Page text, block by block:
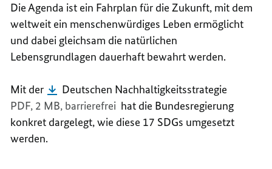
Die Agenda ist ein Fahrplan für die Zukunft, mit dem
weltweit ein menschenwürdiges Leben ermöglicht
und dabei gleichsam die natürlichen
Lebensgrundlagen dauerhaft bewahrt werden.
Mit der
Deutschen Nachhaltigkeitsstrategie
PDF, 2 MB, barrierefrei hat die Bundesregierung
konkret dargelegt, wie diese 17 SDGs umgesetzt
werden.